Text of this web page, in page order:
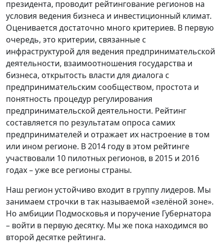
президента, проводит рейтингование регионов на
условия ведения бизнеса и инвестиционный климат.
Оценивается достаточно много критериев. В первую
очередь, это критерии, связанные с
инфраструктурой для ведения предпринимательской
деятельности, взаимоотношения государства и
бизнеса, открытость власти для диалога с
предпринимательским сообществом, простота и
понятность процедур регулирования
предпринимательской деятельности. Рейтинг
составляется по результатам опроса самих
предпринимателей и отражает их настроение в том
или ином регионе. В 2014 году в этом рейтинге
участвовали 10 пилотных регионов, в 2015 и 2016
годах – уже все регионы страны.
Наш регион устойчиво входит в группу лидеров. Мы
занимаем строчки в так называемой «зелёной зоне».
Но амбиции Подмосковья и поручение Губернатора
– войти в первую десятку. Мы же пока находимся во
второй десятке рейтинга.